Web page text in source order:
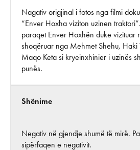
Nagativ origjinal i fotos nga filmi
“Enver Hoxha viziton uzinen
paraqet Enver Hoxhën duke vizituar
shoqëruar nga Mehmet Shehu, Haki
Maqo Keta si kryeinxhinier i uzinës
punës.
Shënime
Negativ në gjendje shumë të mirë.
sipërfaqen e negativit.